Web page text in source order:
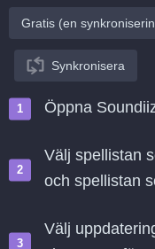
Gratis (en
Synkronisera
Öppna
Välj spellistan
och spellistan
Välj